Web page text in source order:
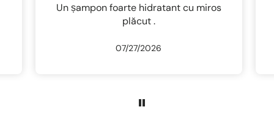
îs ok
07/26/2026